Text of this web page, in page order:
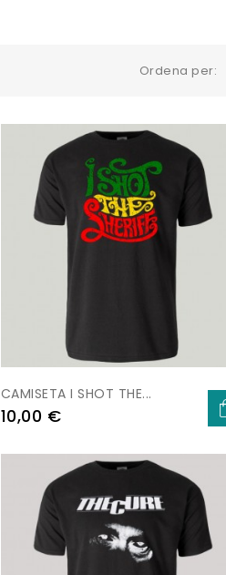
Ordena per:
CAMISETA I SHOT THE...
Preu
10,00 €